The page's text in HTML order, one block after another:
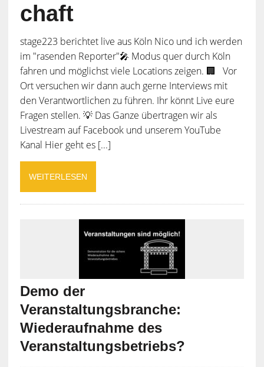
chaft
stage223 berichtet live aus Köln Nico und ich werden
im "rasenden Reporter"🎤 Modus quer durch Köln
fahren und möglichst viele Locations zeigen. 🏢 Vor
Ort versuchen wir dann auch gerne Interviews mit
den Verantwortlichen zu führen. Ihr könnt Live eure
Fragen stellen. 💡 Das Ganze übertragen wir als
Livestream auf Facebook und unserem YouTube
Kanal Hier geht es [...]
WEITERLESEN
Demo der
Veranstaltungsbranche:
Wiederaufnahme des
Veranstaltungsbetriebs?